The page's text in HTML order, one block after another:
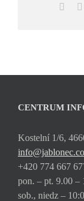
CENTRUM
Kostelní 1/6,
+420 774 667
pon. – pt. 9.00 –
sob., niedz –